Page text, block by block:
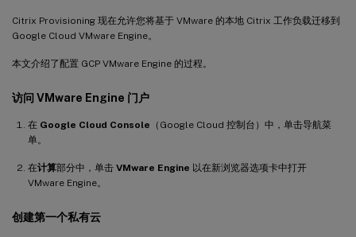
Citrix Provisioning 现在允许您将基于 VMware 的本地 Citrix 工作负载迁移到
Google Cloud VMware Engine。
本文介绍了配置 GCP VMware Engine 的过程。
访问 VMware Engine 门户
在 Google Cloud Console （Google Cloud 控制台）中，单击导航菜
单。
在计算部分中，单击 VMware Engine 以在新浏览器选项卡中打开
VMware Engine。
创建第一个私有云